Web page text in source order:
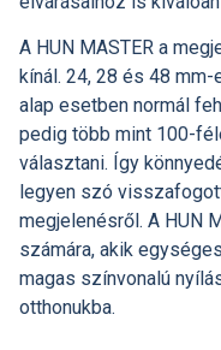
A HUN MASTER a
kínál. 24, 28 és 48
alap esetben normál
pedig több mint 100-
választani. Így
legyen szó
megjelenésről. A HUN
számára, akik
magas színvonalú
otthonukba.